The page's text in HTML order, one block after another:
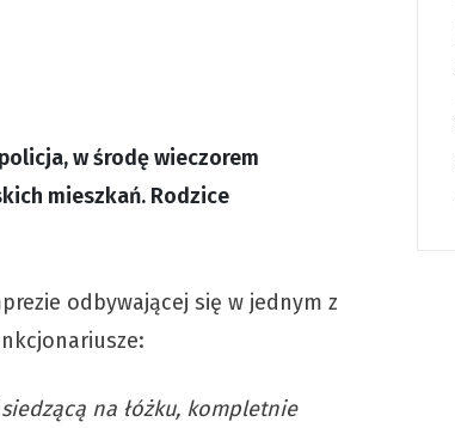
w środę wieczorem
mieszkań. Rodzice
odbywającej się w jednym z
na łóżku, kompletnie